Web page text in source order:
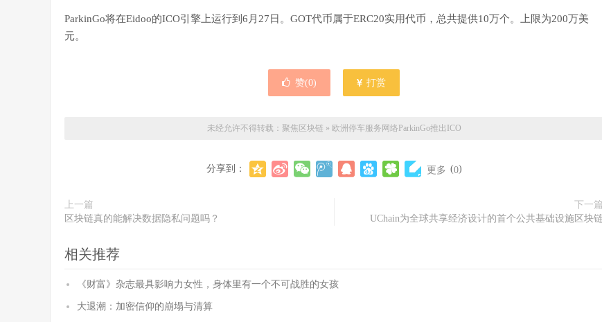
ParkinGo将在Eidoo的ICO引擎上运行到6月27日。GOT代币属于ERC20实用代币，总共提供10万个。上限为200万美
元。
赞(0) 打赏
未经允许不得转载： 聚焦区块链 » 欧洲停车服务网络ParkinGo推出ICO
分享到： 更多 (0)
上一篇
区块链真的能解决数据隐私问题吗？
下一篇
UChain为全球共享经济设计的首个公共基础设施区块
相关推荐
《财富》杂志最具影响力女性，身体里有一个不可战胜的女孩
大退潮：加密信仰的崩塌与清算